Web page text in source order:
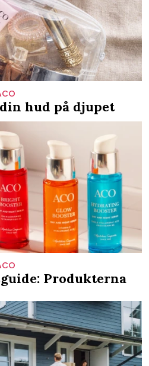
hud på djupet
Produkterna